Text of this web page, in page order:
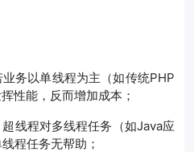
业务以单线程为主（如传统PHP
性能，反而增加成本；
超线程对多线程任务（如Java应
程任务无帮助；